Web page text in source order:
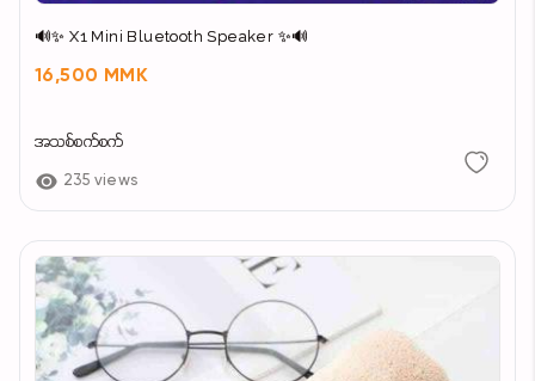
🔊✨ X1 Mini Bluetooth Speaker ✨🔊
16,500 MMK
အသစ်စက်စက်
235 views